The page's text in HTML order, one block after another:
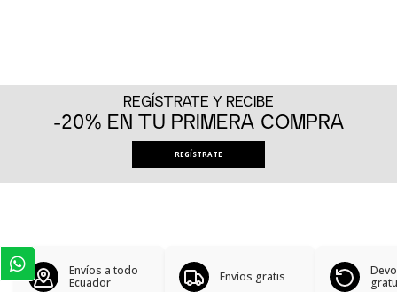
REGÍSTRATE Y RECIBE
-20% EN TU PRIMERA COMPRA
REGÍSTRATE
Envíos a todo
Ecuador
Envíos gratis